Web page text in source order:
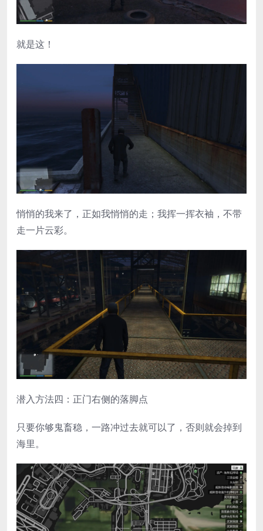
就是这！
悄悄的我来了，正如我悄悄的走；我挥一挥衣袖，不带
走一片云彩。
潜入方法四：正门右侧的落脚点
只要你够鬼畜稳，一路冲过去就可以了，否则就会掉到
海里。